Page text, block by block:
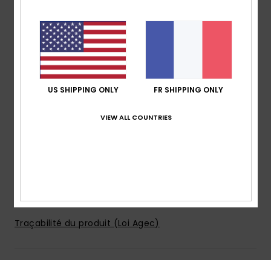
élasthanne [170 g/m2]
Coupe :Coupe débardeur courte
Col :col rond
Bretelles :bretelles fixes
Coussinets :coussinets souples et amovibles
Composition87% nylon recyclé, 13% élasthanne
Traçabilité du produit (Loi Agec)
US SHIPPING ONLY FR SHIPPING ONLY
VIEW ALL COUNTRIES